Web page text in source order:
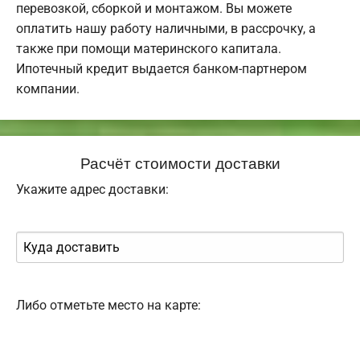
перевозкой, сборкой и монтажом. Вы можете
оплатить нашу работу наличными, в рассрочку, а
также при помощи материнского капитала.
Ипотечный кредит выдается банком-партнером
компании.
Расчёт стоимости доставки
Укажите адрес доставки:
Либо отметьте место на карте: